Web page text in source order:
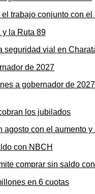
trabajo conjunto con
seguridad vial en
a gobernador de 2027
con el aumento
comprar sin saldo